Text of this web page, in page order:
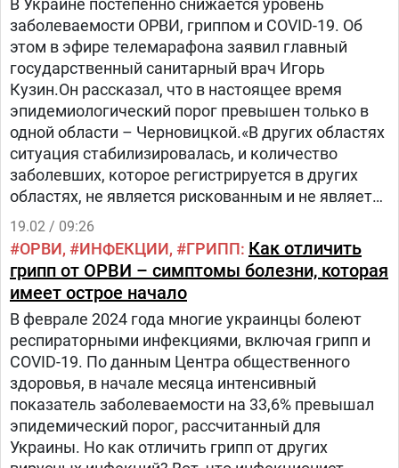
В Украине постепенно снижается уровень
заболеваемости ОРВИ, гриппом и COVID-19. Об
этом в эфире телемарафона заявил главный
государственный санитарный врач Игорь
Кузин.Он рассказал, что в настоящее время
эпидемиологический порог превышен только в
одной области – Черновицкой.«В других областях
ситуация стабилизировалась, и количество
заболевших, которое регистрируется в других
областях, не является рискованным и не является
превышением эпидпорога.
19.02 / 09:26
ОРВИ ИНФЕКЦИИ ГРИПП Как отличить
грипп от ОРВИ – симптомы болезни, которая
имеет острое начало
В феврале 2024 года многие украинцы болеют
респираторными инфекциями, включая грипп и
COVID-19. По данным Центра общественного
здоровья, в начале месяца интенсивный
показатель заболеваемости на 33,6% превышал
эпидемический порог, рассчитанный для
Украины. Но как отличить грипп от других